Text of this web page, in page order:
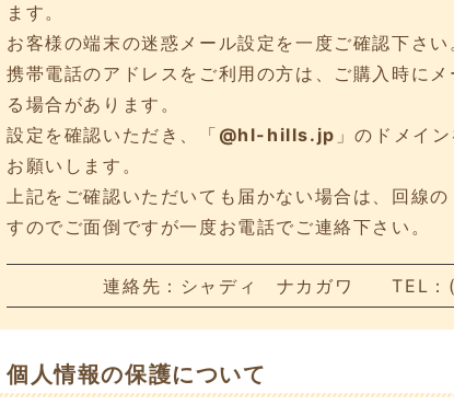
ます。
お客様の端末の迷惑メール設定を一度ご確認下さい
携帯電話のアドレスをご利用の方は、ご購入時に
る場合があります。
設定を確認いただき、「 @hl-hills.jp 」のドメイ
お願いします。
上記をご確認いただいても届かない場合は、回線
すのでご面倒ですが一度お電話でご連絡下さい。
連絡先：シャディ ナカガワ TEL
個人情報の保護について